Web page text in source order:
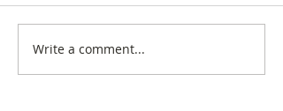
Write a comment...